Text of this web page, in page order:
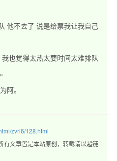
他不去了 说是给票我让我自己
也觉得太热太要时间太难排队
阿。
zvrl6/128.html
有文章皆是本站原创，转载请以超链